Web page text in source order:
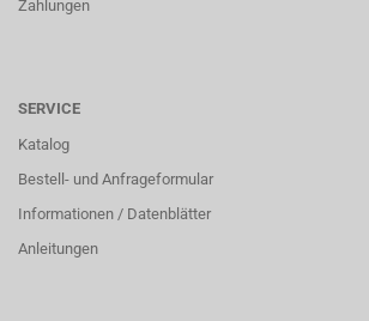
Zahlungen
SERVICE
Katalog
Bestell- und Anfrageformular
Informationen / Datenblätter
Anleitungen